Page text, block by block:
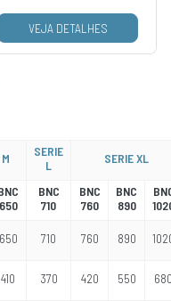
VEJA DETALHES
SERIE
L
SERIE XL
650
BNC
710
BNC
760
BNC
890
650 710 760 890
410 370 420 550